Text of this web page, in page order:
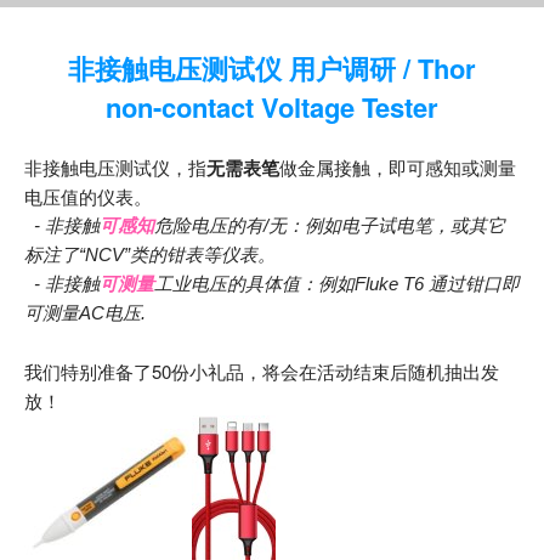
非接触电压测试仪 用户调研 / Thor
non-contact Voltage Tester
非接触电压测试仪，指无需表笔做金属接触，即可感知或测量
电压值的仪表。
- 非接触可感知危险电压的有/无：例如电子试电笔，或其它
标注了“NCV”类的钳表等仪表。
- 非接触可测量工业电压的具体值：例如Fluke T6 通过钳口即
可测量AC电压.
我们特别准备了50份小礼品，将会在活动结束后随机抽出发
放！